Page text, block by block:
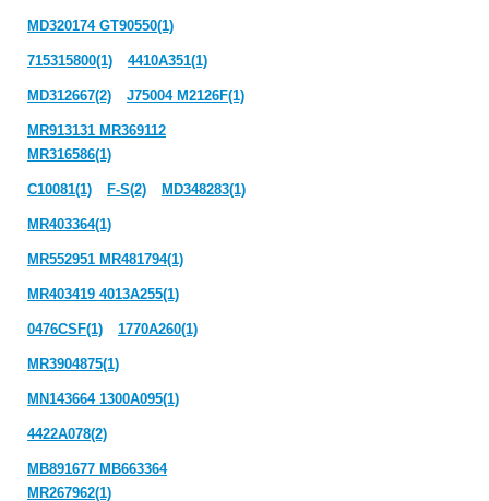
MD320174 GT90550(1)
715315800(1) 4410A351(1)
MD312667(2) J75004 M2126F(1)
MR913131 MR369112
MR316586(1)
C10081(1) F-S(2) MD348283(1)
MR403364(1)
MR552951 MR481794(1)
MR403419 4013A255(1)
0476CSF(1) 1770A260(1)
MR3904875(1)
MN143664 1300A095(1)
4422A078(2)
MB891677 MB663364
MR267962(1)